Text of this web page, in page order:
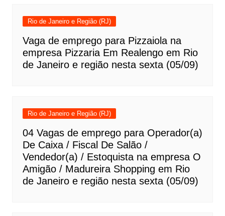
Rio de Janeiro e Região (RJ)
Vaga de emprego para Pizzaiola na
empresa Pizzaria Em Realengo em Rio
de Janeiro e região nesta sexta (05/09)
Rio de Janeiro e Região (RJ)
04 Vagas de emprego para Operador(a)
De Caixa / Fiscal De Salão /
Vendedor(a) / Estoquista na empresa O
Amigão / Madureira Shopping em Rio
de Janeiro e região nesta sexta (05/09)